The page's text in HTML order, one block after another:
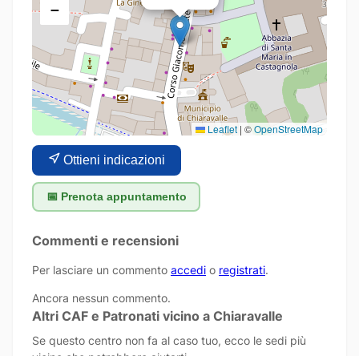
−
Leaflet | ©OpenStreetMap
Ottieni indicazioni
📅 Prenota appuntamento
Commenti e recensioni
Per lasciare un commento accedi o registrati.
Ancora nessun commento.
Altri CAF e Patronati vicino a Chiaravalle
Se questo centro non fa al caso tuo, ecco le sedi più